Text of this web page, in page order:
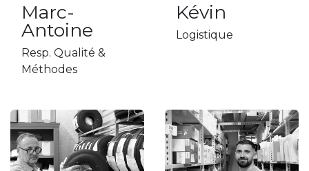
Marc-
Antoine
Resp. Qualité &
Méthodes
Kévin
Logistique